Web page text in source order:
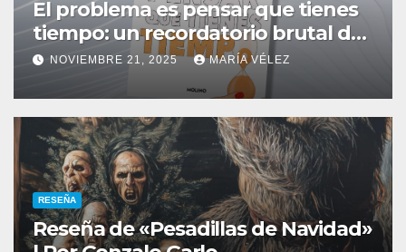
El problema es pensar que tienes
tiempo: un recordatorio brutal de
que el tiempo no espera
NOVIEMBRE 21, 2025 MARÍA VÉLEZ
RESEÑA
Reseña de «Pesadillas de Navidad»